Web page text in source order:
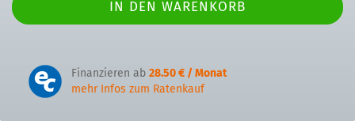
Finanzieren ab 28.50 € / Monat
mehr Infos zum Ratenkauf